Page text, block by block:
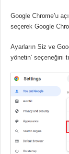
Google Chrome’u
seçerek Google
Ayarların Siz ve
yönetin’ seçeneğini